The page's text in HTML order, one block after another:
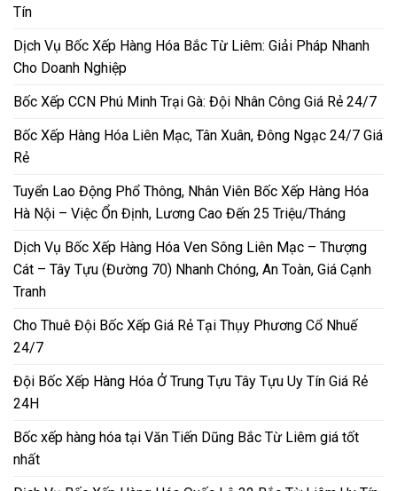
Tín
Dịch Vụ Bốc Xếp Hàng Hóa Bắc Từ Liêm: Giải Pháp Nhanh
Cho Doanh Nghiệp
Bốc Xếp CCN Phú Minh Trại Gà: Đội Nhân Công Giá Rẻ 24/7
Bốc Xếp Hàng Hóa Liên Mạc, Tân Xuân, Đông Ngạc 24/7 Giá
Rẻ
Tuyển Lao Động Phổ Thông, Nhân Viên Bốc Xếp Hàng Hóa
Hà Nội – Việc Ổn Định, Lương Cao Đến 25 Triệu/Tháng
Dịch Vụ Bốc Xếp Hàng Hóa Ven Sông Liên Mạc – Thượng
Cát – Tây Tựu (Đường 70) Nhanh Chóng, An Toàn, Giá Cạnh
Tranh
Cho Thuê Đội Bốc Xếp Giá Rẻ Tại Thụy Phương Cổ Nhuế
24/7
Đội Bốc Xếp Hàng Hóa Ở Trung Tựu Tây Tựu Uy Tín Giá Rẻ
24H
Bốc xếp hàng hóa tại Văn Tiến Dũng Bắc Từ Liêm giá tốt
nhất